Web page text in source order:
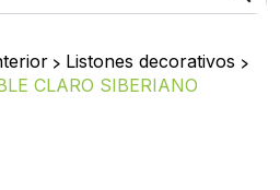
> Listones decorativos >
CLARO SIBERIANO